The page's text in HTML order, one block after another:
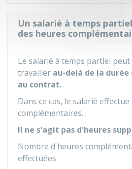
Un salarié à temps
des heures
Le salarié à temps partiel
travailler au-delà de la
au contrat.
Dans ce cas, le salarié
complémentaires.
Il ne s'agit pas d'heures
Nombre d'heures
effectuées